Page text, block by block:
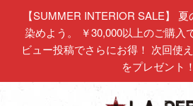
【SUMMER INTERIOR SALE】
染めよう。 ￥30,000以上のご購入
ビュー投稿でさらにお得！ 次回使
をプレゼント！